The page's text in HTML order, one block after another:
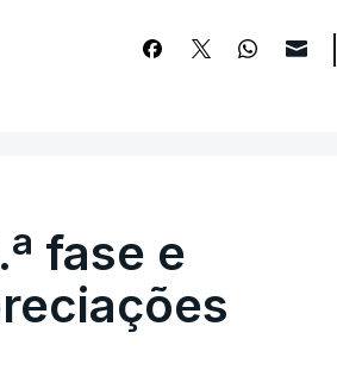
fase e